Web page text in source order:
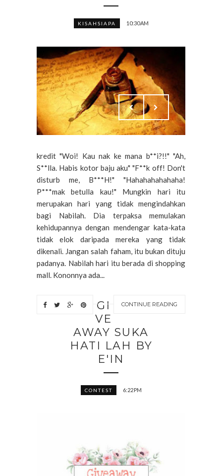
KISAHSIAPA 10:30 AM
kredit "Woi! Kau nak ke mana b**i?!!" "Ah,
S**lla. Habis kotor baju aku" "F**k off! Don't
disturb me, B***H!" "Hahahahahahaha!
P***mak betulla kau!" Mungkin hari itu
merupakan hari yang tidak mengindahkan
bagi Nabilah. Dia terpaksa memulakan
kehidupannya dengan mendengar kata-kata
tidak elok daripada mereka yang tidak
dikenali. Jangan salah faham, itu bukan dituju
padanya. Nabilah hari itu berada di shopping
mall. Kononnya ada...
CONTINUE READING
GI
VE
AWAY SUKA
HATI LAH BY
E'IN
CONTEST 6:22 PM